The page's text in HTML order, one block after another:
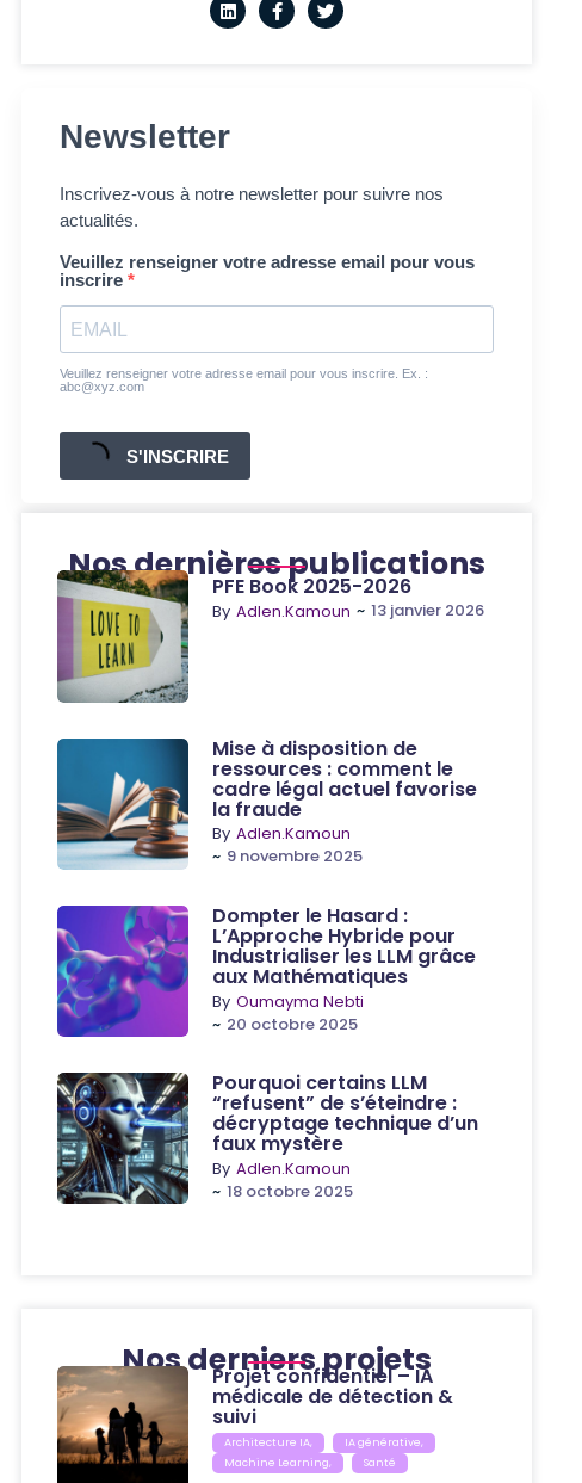
Newsletter
Inscrivez-vous à notre newsletter pour suivre nos
actualités.
Veuillez renseigner votre adresse email pour vous
inscrire
Veuillez renseigner votre adresse email pour vous inscrire. Ex. :
abc@xyz.com
S'INSCRIRE
Nos dernières publications
PFE Book 2025-2026
By Adlen.Kamoun ~ 13 janvier 2026
Mise à disposition de
ressources : comment le
cadre légal actuel favorise
la fraude
By Adlen.Kamoun
~ 9 novembre 2025
Dompter le Hasard :
L’Approche Hybride pour
Industrialiser les LLM grâce
aux Mathématiques
By Oumayma Nebti
~ 20 octobre 2025
Pourquoi certains LLM
“refusent” de s’éteindre :
décryptage technique d’un
faux mystère
By Adlen.Kamoun
~ 18 octobre 2025
Nos derniers projets
Projet confidentiel – IA
médicale de détection &
suivi
Architecture IA, IA générative,
Machine Learning, Santé